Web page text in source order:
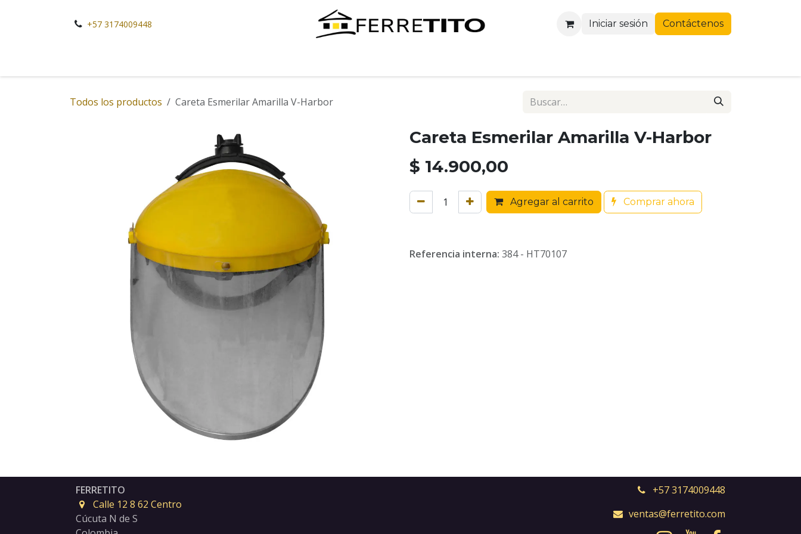
+57 3174009448
Iniciar sesión Contáctenos
Todos los productos Careta Esmerilar Amarilla V-Harbor
Careta Esmerilar Amarilla V-Harbor
$ 14.900,00
Agregar al carrito Comprar ahora
Referencia interna: 384 - HT70107
FERRETITO
Calle 12 8 62 Centro
Cúcuta N de S
+57 3174009448
ventas@ferretito.com